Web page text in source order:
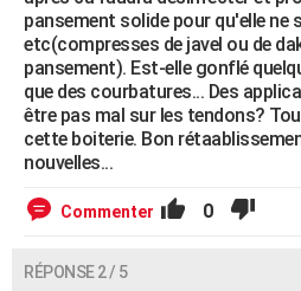
pansement solide pour qu'elle ne
etc(compresses de javel ou de
pansement). Est-elle gonflé
que des courbatures... Des
être pas mal sur les tendons?
cette boiterie. Bon
nouvelles...
Commenter 0
RÉPONSE 2 / 5